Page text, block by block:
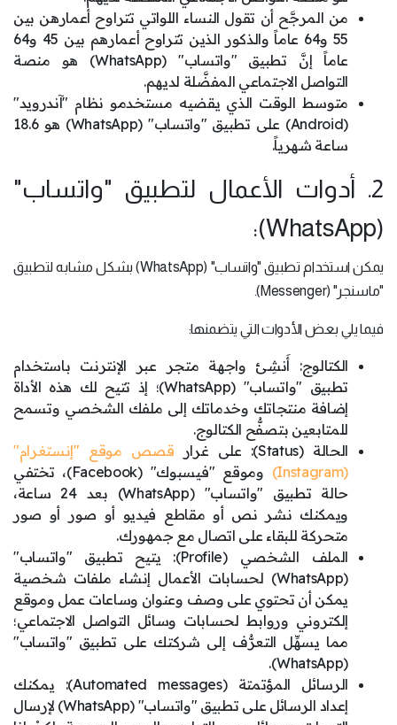
من المرجَّح أن تقول النساء اللواتي تتراوح أعمارهن بين
55 و64 عاماً والذكور الذين تتراوح أعمارهم بين 45 و64
عاماً إنَّ تطبيق "واتساب" (WhatsApp) هو منصة
التواصل الاجتماعي المفضَّلة لديهم.
متوسط ​​الوقت الذي يقضيه مستخدمو نظام "آندرويد"
(Android) على تطبيق "واتساب" (WhatsApp) هو 18.6
ساعة شهرياً.
2. أدوات الأعمال لتطبيق "واتساب"
(WhatsApp):
يمكن استخدام تطبيق "واتساب" (WhatsApp) بشكل مشابه لتطبيق
"ماسنجر" (Messenger).
فيما يلي بعض الأدوات التي يتضمنها:
الكتالوج: أَنشِئ واجهة متجر عبر الإنترنت باستخدام
تطبيق "واتساب" (WhatsApp)؛ إذ تتيح لك هذه الأداة
إضافة منتجاتك وخدماتك إلى ملفك الشخصي وتسمح
للمتابعين بتصفُّح الكتالوج.
الحالة (Status): على غرار
قصص موقع "إنستغرام"
(Instagram)
وموقع "فيسبوك" (Facebook)، تختفي
حالة تطبيق "واتساب" (WhatsApp) بعد 24 ساعة،
ويمكنك نشر نص أو مقاطع فيديو أو صور أو صور
متحركة للبقاء على اتصال مع جمهورك.
الملف الشخصي (Profile): يتيح تطبيق "واتساب"
(WhatsApp) لحسابات الأعمال إنشاء ملفات شخصية
يمكن أن تحتوي على وصف وعنوان وساعات عمل وموقع
إلكتروني وروابط لحسابات وسائل التواصل الاجتماعي؛
مما يسهِّل التعرُّف إلى شركتك على تطبيق "واتساب"
(WhatsApp).
الرسائل المؤتمتة (Automated messages): يمكنك
إعداد الرسائل على تطبيق "واتساب" (WhatsApp) لإرسال